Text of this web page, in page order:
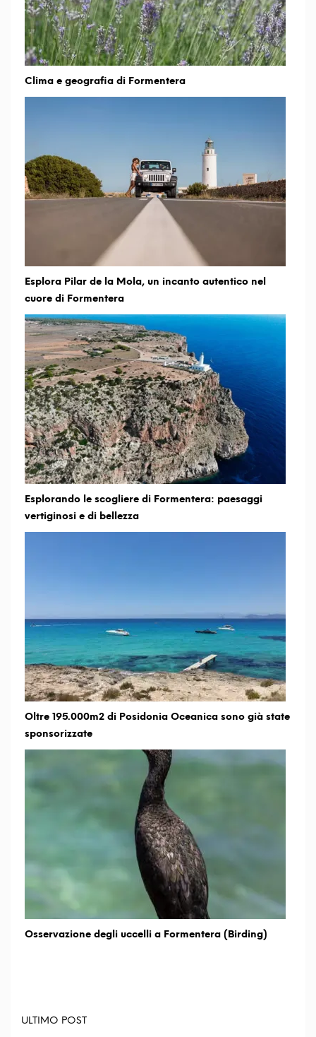
Clima e geografia di Formentera
Esplora Pilar de la Mola, un incanto autentico nel
cuore di Formentera
Esplorando le scogliere di Formentera: paesaggi
vertiginosi e di bellezza
Oltre 195.000m2 di Posidonia Oceanica sono già state
sponsorizzate
Osservazione degli uccelli a Formentera (Birding)
ULTIMO POST